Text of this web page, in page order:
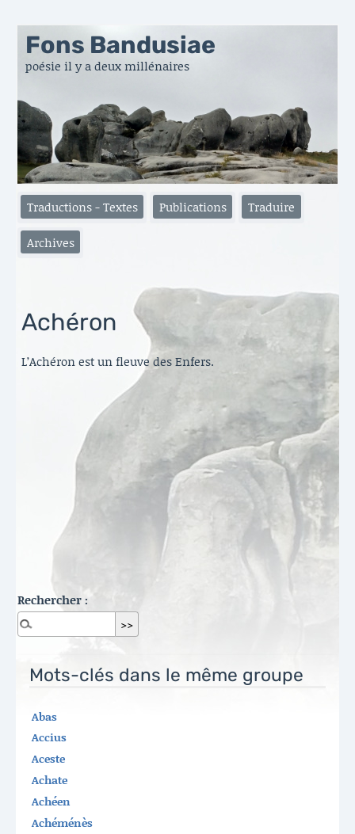
Fons Bandusiae
poésie il y a deux millénaires
Traductions - Textes Publications Traduire
Archives
Achéron
L’Achéron est un fleuve des Enfers.
Rechercher :
Mots-clés dans le même groupe
Abas
Accius
Aceste
Achate
Achéen
Achéménès